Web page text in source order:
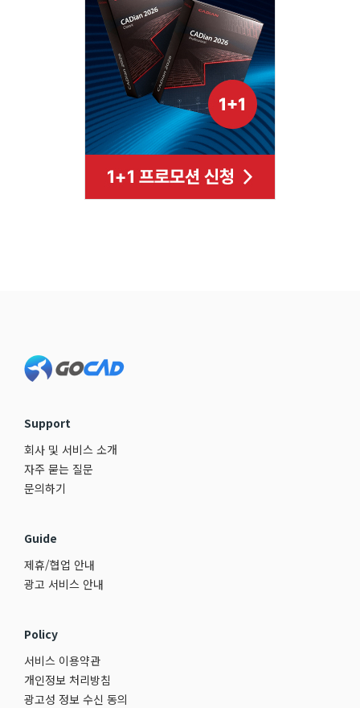
Support
회사 및 서비스 소개
자주 묻는 질문
문의하기
Guide
제휴/협업 안내
광고 서비스 안내
Policy
서비스 이용약관
개인정보 처리방침
광고성 정보 수신 동의